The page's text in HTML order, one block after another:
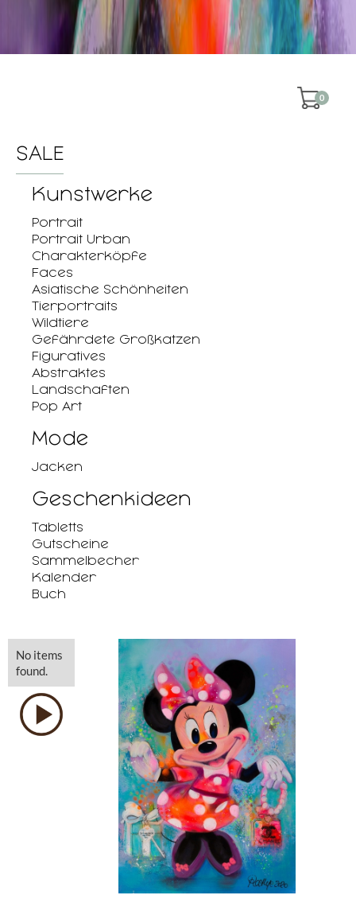
0
SALE
Kunstwerke
Portrait
Portrait Urban
Charakterköpfe
Faces
Asiatische Schönheiten
Tierportraits
Wildtiere
Gefährdete Großkatzen
Figuratives
Abstraktes
Landschaften
Pop Art
Mode
Jacken
Geschenkideen
Tabletts
Gutscheine
Sammelbecher
Kalender
Buch
No items
found.